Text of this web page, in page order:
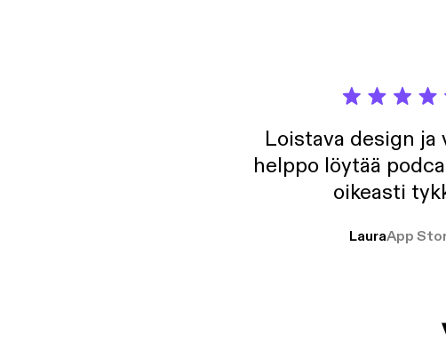
Loistava design ja
helppo löytää
oikeasti
LauraApp